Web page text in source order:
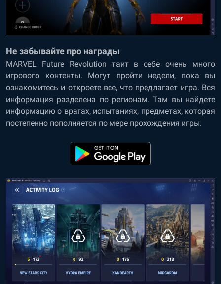
Не забывайте про награды
MARVEL Future Revolution таит в себе очень много
игрового контенты. Могут пройти недели, пока вы
ознакомитесь и откроете все, что предлагает игра. Вся
информация разделена по регионам. Там вы найдете
информацию о врагах, испытаниях, предметах, которая
постепенно пополняется по мере прохождения игры.